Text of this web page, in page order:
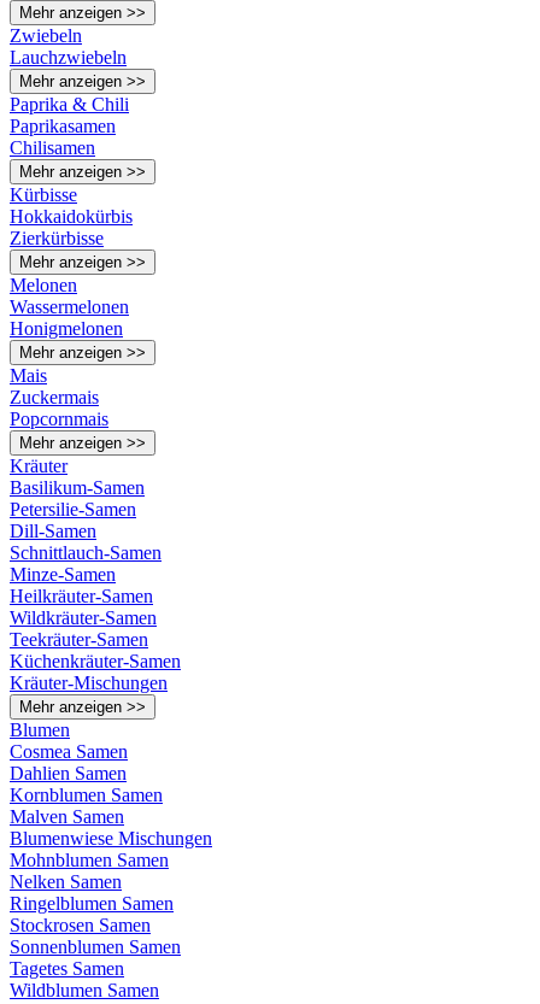
Mehr anzeigen >>
Zwiebeln
Lauchzwiebeln
Mehr anzeigen >>
Paprika & Chili
Paprikasamen
Chilisamen
Mehr anzeigen >>
Kürbisse
Hokkaidokürbis
Zierkürbisse
Mehr anzeigen >>
Melonen
Wassermelonen
Honigmelonen
Mehr anzeigen >>
Mais
Zuckermais
Popcornmais
Mehr anzeigen >>
Kräuter
Basilikum-Samen
Petersilie-Samen
Dill-Samen
Schnittlauch-Samen
Minze-Samen
Heilkräuter-Samen
Wildkräuter-Samen
Teekräuter-Samen
Küchenkräuter-Samen
Kräuter-Mischungen
Mehr anzeigen >>
Blumen
Cosmea Samen
Dahlien Samen
Kornblumen Samen
Malven Samen
Blumenwiese Mischungen
Mohnblumen Samen
Nelken Samen
Ringelblumen Samen
Stockrosen Samen
Sonnenblumen Samen
Tagetes Samen
Wildblumen Samen